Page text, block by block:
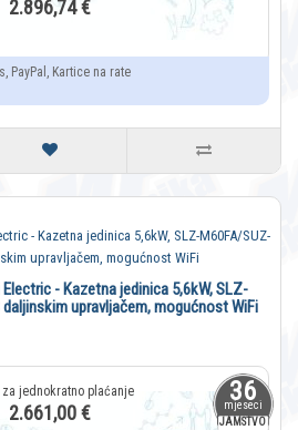
2.896,74 €
PayPal, Kartice na rate
36
mjeseci
JAMSTVO
- Kazetna jedinica 5,6kW, SLZ-
upravljačem, mogućnost WiFi
2.661,00 €